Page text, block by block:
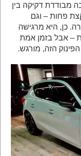
דקיקה בין
פחות – וגם
כן, היא מרגישה
– אבל בזמן אמת
הזה, מורגש.